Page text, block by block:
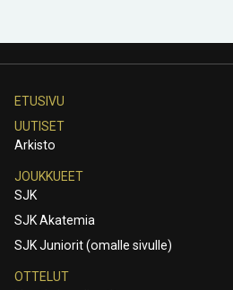
ETUSIVU
UUTISET
Arkisto
JOUKKUEET
SJK
SJK Akatemia
SJK Juniorit (omalle sivulle)
OTTELUT